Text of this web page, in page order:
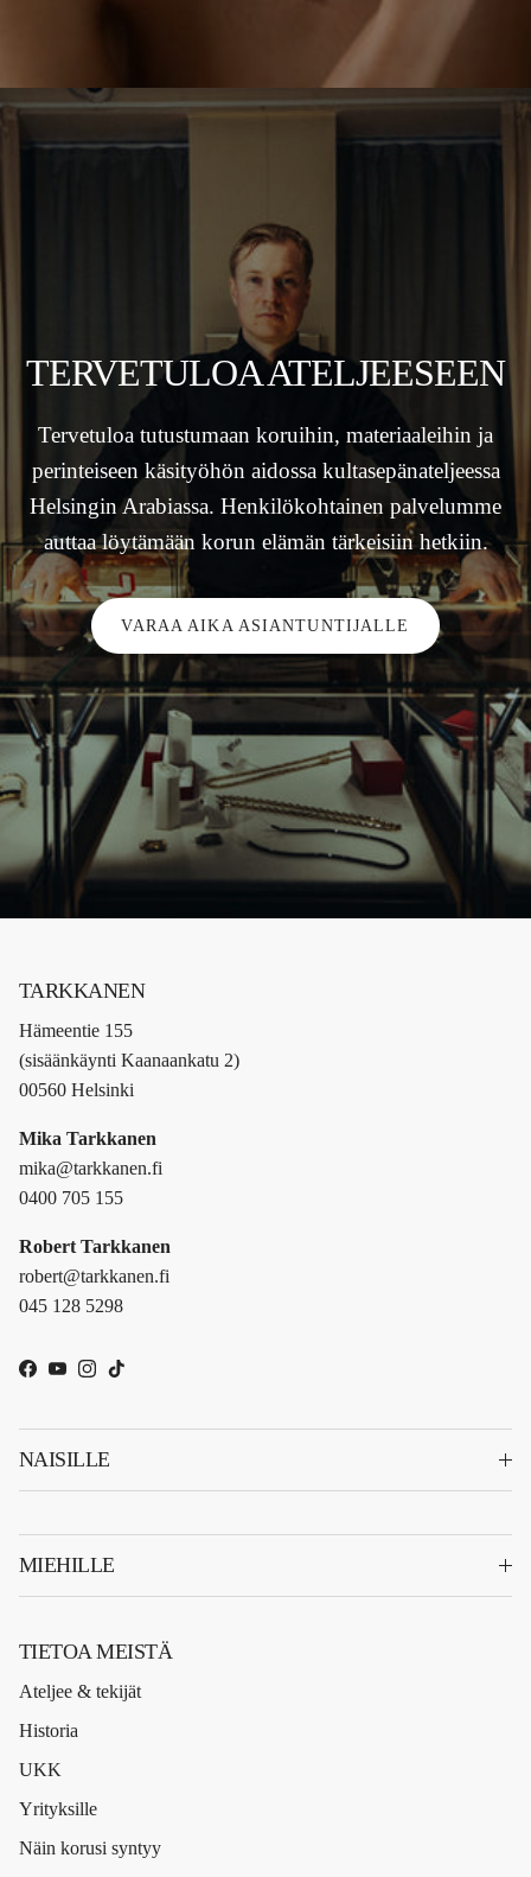
TERVETULOA ATELJEESEEN
Tervetuloa tutustumaan koruihin, materiaaleihin ja
perinteiseen käsityöhön aidossa kultasepänateljeessa
Helsingin Arabiassa. Henkilökohtainen palvelumme
auttaa löytämään korun elämän tärkeisiin hetkiin.
VARAA AIKA ASIANTUNTIJALLE
TARKKANEN
Hämeentie 155
(sisäänkäynti Kaanaankatu 2)
00560 Helsinki
Mika Tarkkanen
mika@tarkkanen.fi
0400 705 155
Robert Tarkkanen
robert@tarkkanen.fi
045 128 5298
Facebook
YouTube
Instagram
TikTok
NAISILLE
MIEHILLE
TIETOA MEISTÄ
Ateljee & tekijät
Historia
UKK
Yrityksille
Näin korusi syntyy